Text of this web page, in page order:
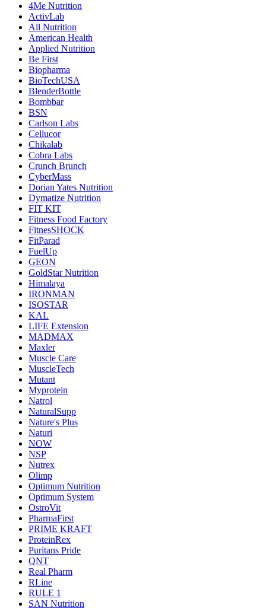
4Me Nutrition
ActivLab
All Nutrition
American Health
Applied Nutrition
Be First
Biopharma
BioTechUSA
BlenderBottle
Bombbar
BSN
Carlson Labs
Cellucor
Chikalab
Cobra Labs
Crunch Brunch
CyberMass
Dorian Yates Nutrition
Dymatize Nutrition
FIT KIT
Fitness Food Factory
FitnesSHOCK
FitParad
FuelUp
GEON
GoldStar Nutrition
Himalaya
IRONMAN
ISOSTAR
KAL
LIFE Extension
MADMAX
Maxler
Muscle Care
MuscleTech
Mutant
Myprotein
Natrol
NaturalSupp
Nature's Plus
Naturi
NOW
NSP
Nutrex
Olimp
Optimum Nutrition
Optimum System
OstroVit
PharmaFirst
PRIME KRAFT
ProteinRex
Puritans Pride
QNT
Real Pharm
RLine
RULE 1
SAN Nutrition